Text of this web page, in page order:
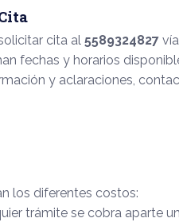
cita al 5589324827
fechas y horarios
y aclaraciones,
los diferentes costos:
trámite se cobra aparte